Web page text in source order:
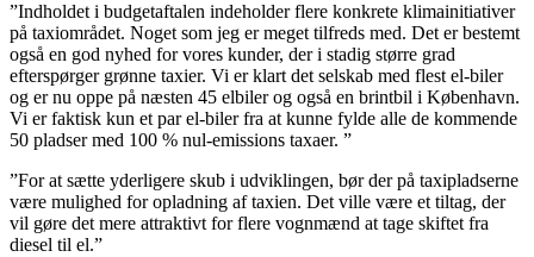
”Indholdet i budgetaftalen indeholder flere konkrete klimainitiativer
på taxiområdet. Noget som jeg er meget tilfreds med. Det er bestemt
også en god nyhed for vores kunder, der i stadig større grad
efterspørger grønne taxier. Vi er klart det selskab med flest el-biler
og er nu oppe på næsten 45 elbiler og også en brintbil i København.
Vi er faktisk kun et par el-biler fra at kunne fylde alle de kommende
50 pladser med 100 % nul-emissions taxaer. ”
”For at sætte yderligere skub i udviklingen, bør der på taxipladserne
være mulighed for opladning af taxien. Det ville være et tiltag, der
vil gøre det mere attraktivt for flere vognmænd at tage skiftet fra
diesel til el.”